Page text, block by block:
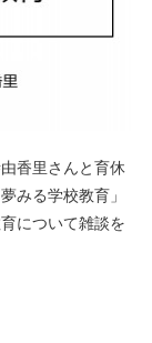
香里さんと育休
みる学校教育」
について雑談を